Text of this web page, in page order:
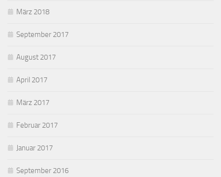
März 2018
September 2017
August 2017
April 2017
März 2017
Februar 2017
Januar 2017
September 2016